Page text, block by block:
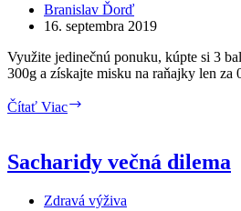
Branislav Ďorď
16. septembra 2019
Využite jedinečnú ponuku, kúpte si 3
300g a získajte misku na raňajky len
Čítať Viac
Sacharidy večná dilema
Zdravá výživa